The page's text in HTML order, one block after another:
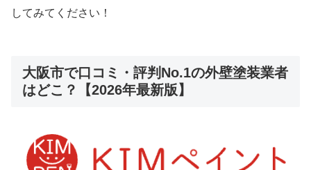
してみてください！
大阪市で口コミ・評判No.1の外壁塗装業者
はどこ？【2026年最新版】